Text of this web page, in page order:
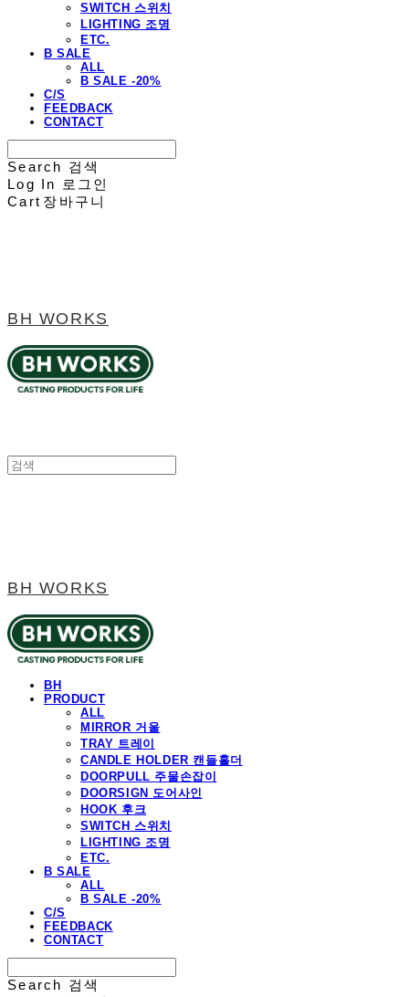
SWITCH 스위치
LIGHTING 조명
ETC.
B SALE
ALL
B SALE -20%
C/S
FEEDBACK
CONTACT
Search 검색
Log In
로그인
Cart 장바구니
BH WORKS
BH WORKS
BH
PRODUCT
ALL
MIRROR 거울
TRAY 트레이
CANDLE HOLDER 캔들홀더
DOORPULL 주물손잡이
DOORSIGN 도어사인
HOOK 후크
SWITCH 스위치
LIGHTING 조명
ETC.
B SALE
ALL
B SALE -20%
C/S
FEEDBACK
CONTACT
Search 검색